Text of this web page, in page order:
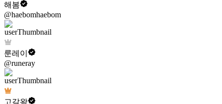
해봄
@haebomhaebom
룬레이
@runeray
고갈왕